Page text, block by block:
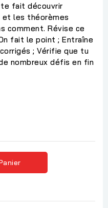
fait découvrir
et les théorèmes
comment. Révise ce
fait le point ; Entraîne
; Vérifie que tu
nombreux défis en fin